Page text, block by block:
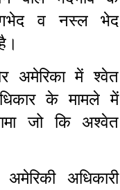
रंगभेद व नस्ल भेद
अमेरिका में श्वेत
के मामले में
जो कि अश्वेत
अधिकारी